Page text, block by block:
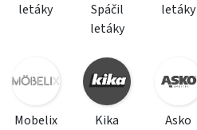
letáky
Spáčil
letáky
letáky
Mobelix
Kika
Asko